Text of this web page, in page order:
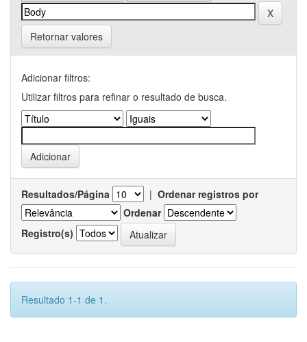
Retornar valores
Adicionar filtros:
Utilizar filtros para refinar o resultado de busca.
Resultados/Página | Ordenar registros por
Ordenar
Registro(s)
Resultado 1-1 de 1.